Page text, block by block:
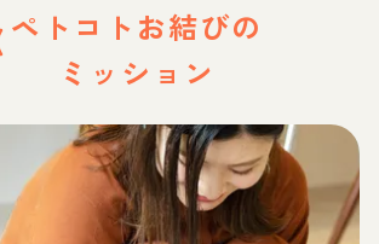
ペトコトお結びの
ミッション